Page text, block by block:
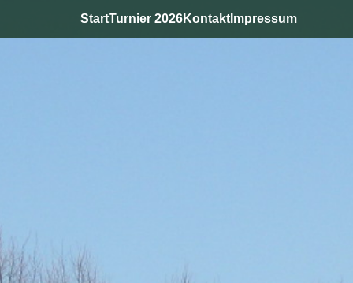
StartTurnier 2026KontaktImpressum